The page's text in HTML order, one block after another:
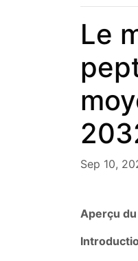
Le
Sep 10,
Aperçu